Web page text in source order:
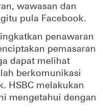
wawasan dan
pula Facebook.
penawaran
pemasaran
dapat melihat
berkomunikasi
HSBC melakukan
mengetahui dengan